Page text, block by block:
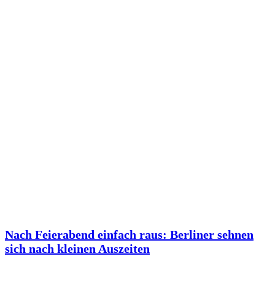
Nach Feierabend einfach raus: Berliner sehnen
sich nach kleinen Auszeiten